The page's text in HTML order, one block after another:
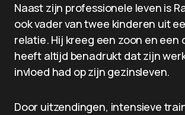
Naast zijn professionele leven is
ook vader van twee kinderen uit
relatie. Hij kreeg een zoon en een
heeft altijd benadrukt dat zijn
invloed had op zijn gezinsleven.
Door uitzendingen, intensieve